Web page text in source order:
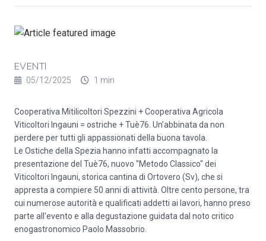
EVENTI
05/12/2025 1 min
Cooperativa Mitilicoltori Spezzini + Cooperativa Agricola
Viticoltori Ingauni = ostriche + Tuè76. Un’abbinata da non
perdere per tutti gli appassionati della buona tavola.
Le Ostiche della Spezia hanno infatti accompagnato la
presentazione del Tuè76, nuovo "Metodo Classico" dei
Viticoltori Ingauni, storica cantina di Ortovero (Sv), che si
appresta a compiere 50 anni di attività. Oltre cento persone, tra
cui numerose autorità e qualificati addetti ai lavori, hanno preso
parte all'evento e alla degustazione guidata dal noto critico
enogastronomico Paolo Massobrio.